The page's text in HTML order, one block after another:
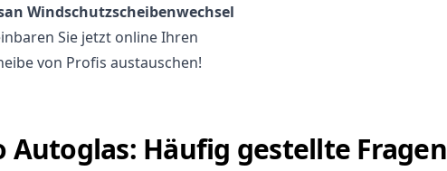
Windschutzscheibenwechsel
Sie jetzt online Ihren
von Profis austauschen!
Autoglas: Häufig gestellte Fragen